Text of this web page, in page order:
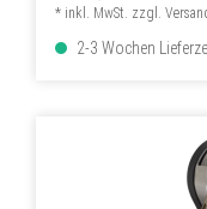
* inkl. MwSt. zzgl.
2-3 Wochen